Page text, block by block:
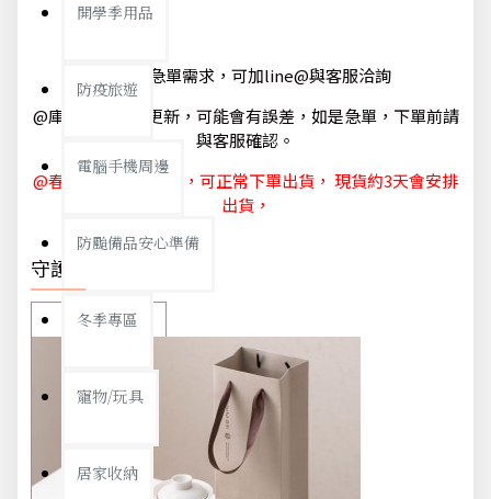
開學季用品
防疫旅遊
電腦手機周邊
防颱備品安心準備
冬季專區
寵物/玩具
居家收納
@如有急單需求，可加line@與客服洽詢
@庫存狀態隨時更新，可能會有誤差，如是急單，下單前請
與客服確認。
@春節休節 1/29~2/6，可正常下單出貨， 現貨約3天會安排
出貨，
守護你我